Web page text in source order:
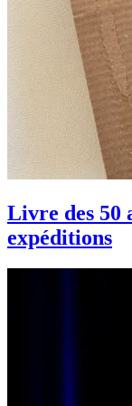
Livre des 50
expéditions